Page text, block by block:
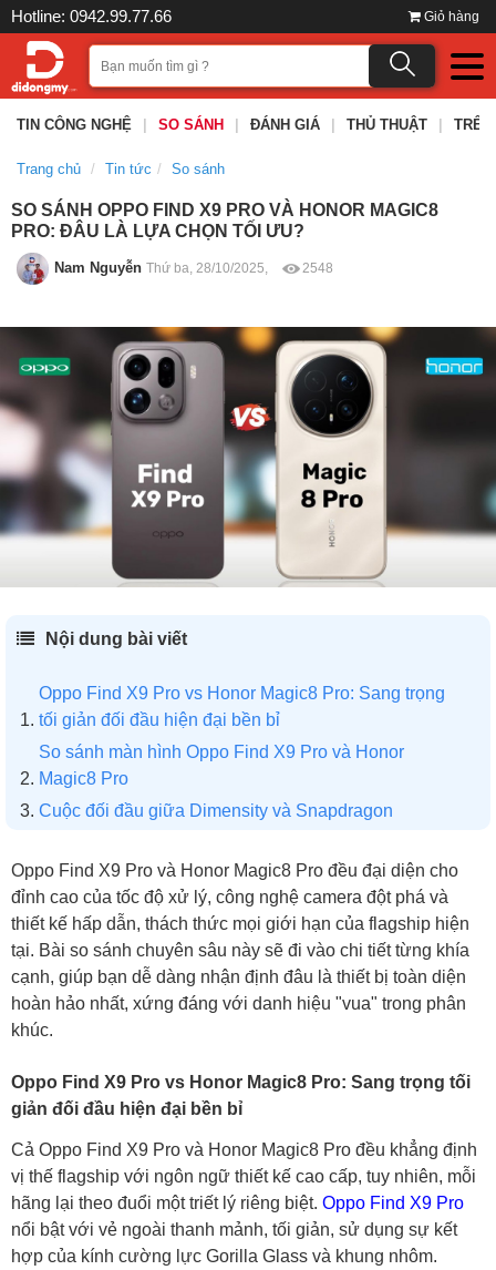
Hotline: 0942.99.77.66 Giỏ hàng
TIN CÔNG NGHỆ SO SÁNH ĐÁNH GIÁ THỦ THUẬT TRÊN
Trang chủ Tin tức So sánh
SO SÁNH OPPO FIND X9 PRO VÀ HONOR MAGIC8
PRO: ĐÂU LÀ LỰA CHỌN TỐI ƯU?
Nam Nguyễn Thứ ba, 28/10/2025, 2548
Nội dung bài viết
Oppo Find X9 Pro vs Honor Magic8 Pro: Sang trọng
tối giản đối đầu hiện đại bền bỉ
So sánh màn hình Oppo Find X9 Pro và Honor
Magic8 Pro
Cuộc đối đầu giữa Dimensity và Snapdragon
Camera chính: Hiệu suất và màu sắc
Công nghệ zoom và chất lượng video: Ai mạnh
hơn?
Camera tự sướng
So sánh Oppo Find X9 Pro và Honor Magic 8Pro:
Pin, tốc độ sạc
chọn tối ưu?
Oppo Find X9 Pro và Honor Magic8 Pro đều đại diện cho
đỉnh cao của tốc độ xử lý, công nghệ camera đột phá và
thiết kế hấp dẫn, thách thức mọi giới hạn của flagship hiện
tại. Bài so sánh chuyên sâu này sẽ đi vào chi tiết từng khía
cạnh, giúp bạn dễ dàng nhận định đâu là thiết bị toàn diện
hoàn hảo nhất, xứng đáng với danh hiệu "vua" trong phân
khúc.
Oppo Find X9 Pro vs Honor Magic8 Pro: Sang trọng tối
giản đối đầu hiện đại bền bỉ
Cả Oppo Find X9 Pro và Honor Magic8 Pro đều khẳng định
vị thế flagship với ngôn ngữ thiết kế cao cấp, tuy nhiên, mỗi
hãng lại theo đuổi một triết lý riêng biệt. Oppo Find X9 Pro
nổi bật với vẻ ngoài thanh mảnh, tối giản, sử dụng sự kết
hợp của kính cường lực Gorilla Glass và khung nhôm.